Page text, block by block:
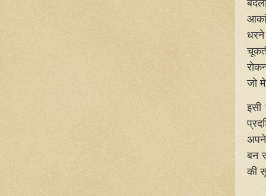
धरने
जो
अपने
बन
की